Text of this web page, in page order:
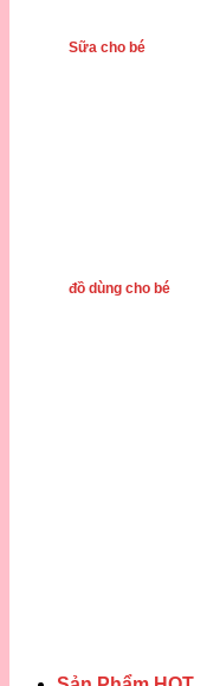
Sữa cho bé
đồ dùng cho bé